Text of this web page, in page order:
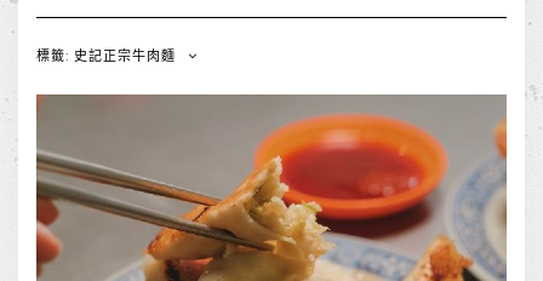
Navigation
標籤: 史記正宗牛肉麵